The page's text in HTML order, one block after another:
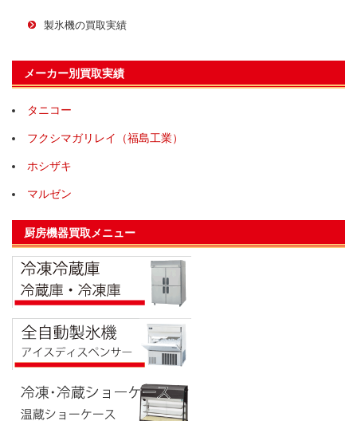
製氷機の買取実績
メーカー別買取実績
タニコー
フクシマガリレイ（福島工業）
ホシザキ
マルゼン
厨房機器買取メニュー